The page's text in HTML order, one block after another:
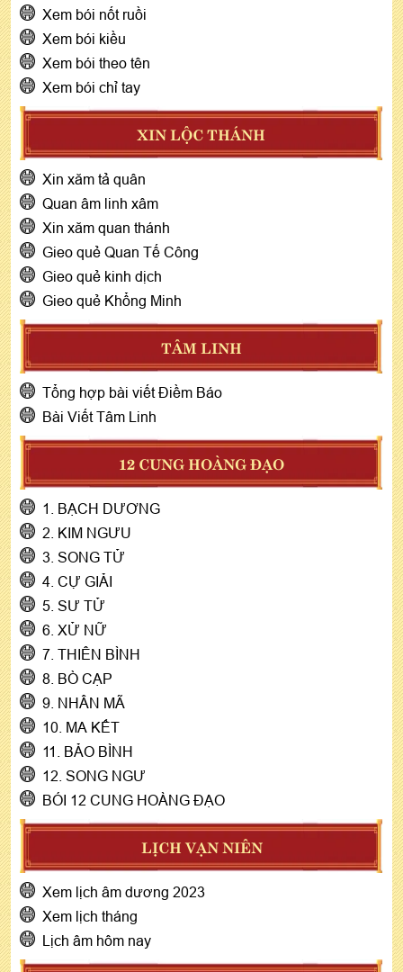
Xem bói nốt ruồi
Xem bói kiều
Xem bói theo tên
Xem bói chỉ tay
XIN LỘC THÁNH
Xin xăm tả quân
Quan âm linh xâm
Xin xăm quan thánh
Gieo quẻ Quan Tế Công
Gieo quẻ kinh dịch
Gieo quẻ Khổng Minh
TÂM LINH
Tổng hợp bài viết Điềm Báo
Bài Viết Tâm Linh
12 CUNG HOÀNG ĐẠO
1. BẠCH DƯƠNG
2. KIM NGƯU
3. SONG TỬ
4. CỰ GIẢI
5. SƯ TỬ
6. XỬ NỮ
7. THIÊN BÌNH
8. BÒ CẠP
9. NHÂN MÃ
10. MA KẾT
11. BẢO BÌNH
12. SONG NGƯ
BÓI 12 CUNG HOÀNG ĐẠO
LỊCH VẠN NIÊN
Xem lịch âm dương 2023
Xem lịch tháng
Lịch âm hôm nay